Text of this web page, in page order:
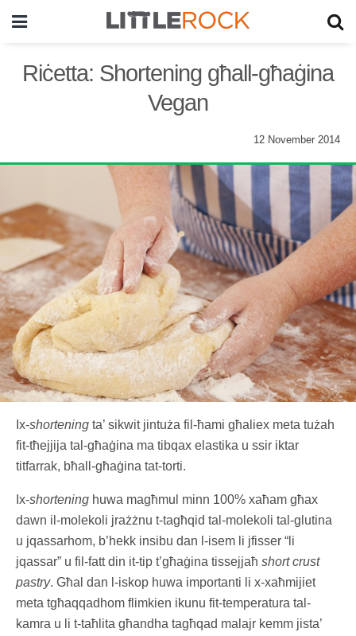
Riċetta: Shortening għall-għaġina
Vegan
12 November 2014
Ix-shortening ta’ sikwit jintuża fil-ħami għaliex meta tużah
fit-tħejjija tal-għaġina ma tibqax elastika u ssir iktar
titfarrak, bħall-għaġina tat-torti.
Ix-shortening huwa magħmul minn 100% xaħam għax
dawn il-molekoli jrażżnu t-tagħqid tal-molekoli tal-glutina
u jqassarhom, b’hekk insibu dan l-isem li jfisser “li
jqassar” u fil-fatt din it-tip t’għaġina tissejjaħ short crust
pastry. Għal dan l-iskop huwa importanti li x-xaħmijiet
meta tgħaqqadhom flimkien ikunu fit-temperatura tal-
kamra u li t-taħlita għandha tagħqad malajr kemm jista’